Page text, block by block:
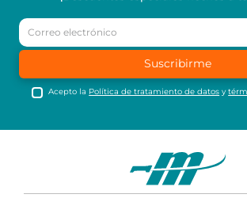
Suscribirme
Acepto la Política de tratamiento de datos y